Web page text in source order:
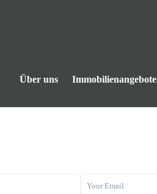
Über uns Immobilienangebote